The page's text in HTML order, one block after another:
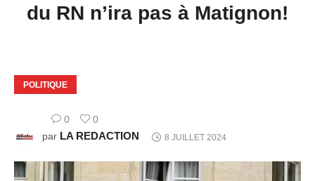
du RN n’ira pas à Matignon!
POLITIQUE
0
0
par LA REDACTION 8 JUILLET 2024